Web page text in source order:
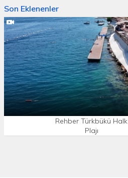
Son Eklenenler
Rehber Türkbükü Halk
Plajı